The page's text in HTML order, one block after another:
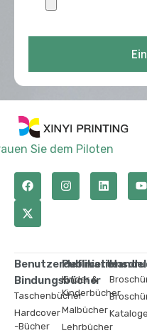
Sie dem Piloten
Benutzerdefinierte
Bindungsbücher
Taschenbücher
Hardcover
-Bücher
Kinder &
Kinderbücher
Malbücher
Lehrbücher
Kataloge